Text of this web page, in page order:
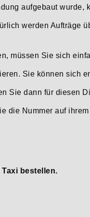
aufgebaut
werden Aufträge
müssen Sie sich
Sie können sich
Sie dann für diesen
die Nummer auf
bestellen.